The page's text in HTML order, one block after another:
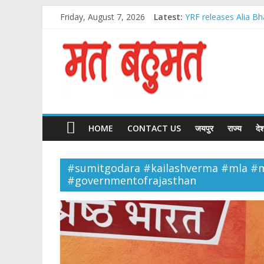
content
Friday, August 7, 2026 Latest: YRF releases Alia
आदेश चौधरी ‘ये रिश्ता
IIJS भारत प्रीमियर
स्वर्णिम उड़ान 2047 :
Matbahumat
Matbahumat
HOME CONTACT US जयपुर राज्य
#sumitgodara #kailashverma #mla
#governmentofrajasthan